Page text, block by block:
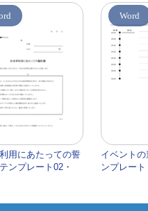
用にあたっての誓
ンプレート02・
Word
イベント
ンプレート